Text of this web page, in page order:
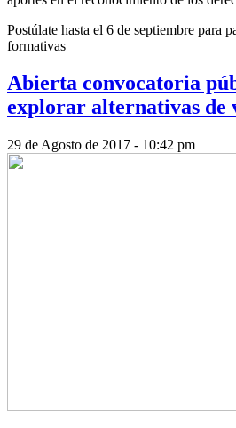
Postúlate hasta el 6 de septiembre para
formativas
Abierta convocatoria
explorar alternativas de
29 de Agosto de 2017 - 10:42 pm